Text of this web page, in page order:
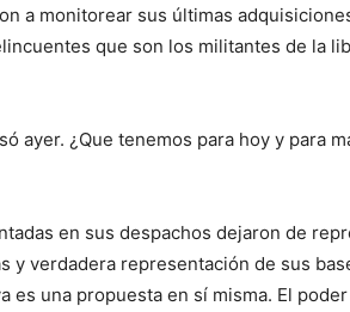
sus últimas
que son los militantes de la
¿Que tenemos para hoy y para
en sus despachos dejaron de
verdadera representación de sus
una propuesta en sí misma. El